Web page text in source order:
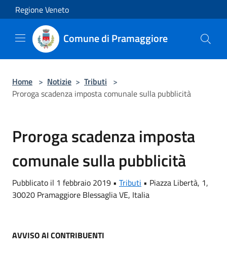
Salta al contenuto principale
Regione Veneto
Comune di Pramaggiore
Home > Notizie > Tributi >
Proroga scadenza imposta comunale sulla pubblicità
Proroga scadenza imposta
comunale sulla pubblicità
Pubblicato il 1 febbraio 2019 • Tributi • Piazza Libertà, 1,
30020 Pramaggiore Blessaglia VE, Italia
AVVISO Al CONTRIBUENTI